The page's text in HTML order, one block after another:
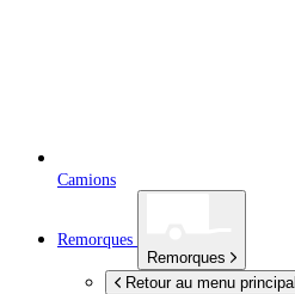
Camions
Remorques
Remorques
Retour au menu principal